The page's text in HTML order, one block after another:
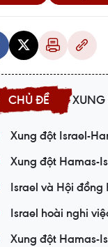
XUNG
Xung đột Israel-
Xung đột Hamas-
Israel và Hội
Israel hoài nghi
Xung đột Hamas-